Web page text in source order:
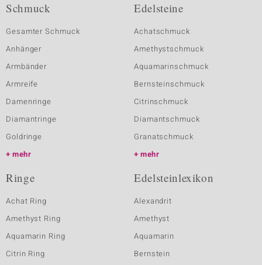
Schmuck
Gesamter Schmuck
Anhänger
Armbänder
Armreife
Damenringe
Diamantringe
Goldringe
mehr
Edelsteine
Achatschmuck
Amethystschmuck
Aquamarinschmuck
Bernsteinschmuck
Citrinschmuck
Diamantschmuck
Granatschmuck
mehr
Ringe
Achat Ring
Amethyst Ring
Aquamarin Ring
Citrin Ring
Edelsteinlexikon
Alexandrit
Amethyst
Aquamarin
Bernstein